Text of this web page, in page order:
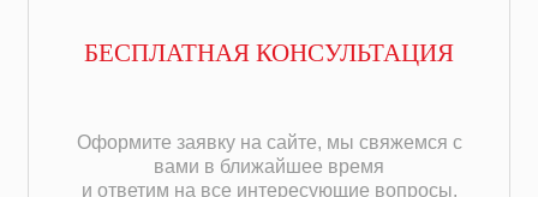
БЕСПЛАТНАЯ КОНСУЛЬТАЦИЯ
Оформите заявку на сайте, мы свяжемся с
вами в ближайшее время
и ответим на все интересующие вопросы.